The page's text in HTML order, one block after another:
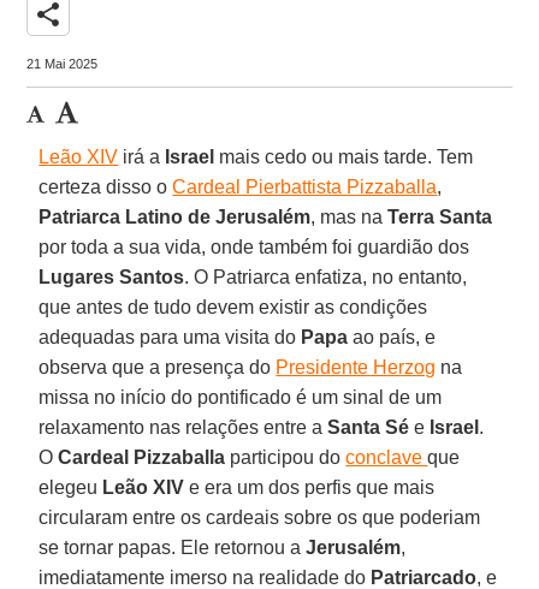
share
21 Mai 2025
Leão XIV irá a Israel mais cedo ou mais tarde. Tem
certeza disso oCardeal Pierbattista Pizzaballa,
Patriarca Latino de Jerusalém, mas naTerra Santa
por toda a sua vida, onde também foi guardião dos
Lugares Santos. O Patriarca enfatiza, no entanto,
que antes de tudo devem existir as condições
adequadas para uma visita do Papa ao país, e
observa que a presença do Presidente Herzog na
missa no início do pontificado é um sinal de um
relaxamento nas relações entre aSanta Sé e Israel .
OCardeal Pizzaballa participou doconclaveque
elegeu Leão XIV e era um dos perfis que mais
circularam entre os cardeais sobre os que poderiam
se tornar papas. Ele retornou aJerusalém,
imediatamente imerso na realidade do Patriarcado, e